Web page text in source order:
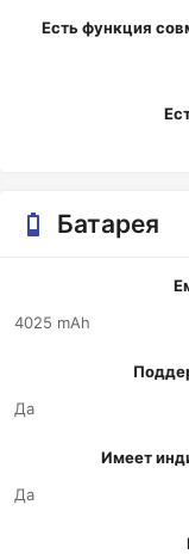
Есть функция
Батарея
4025 mAh
Да
Имеет
Да